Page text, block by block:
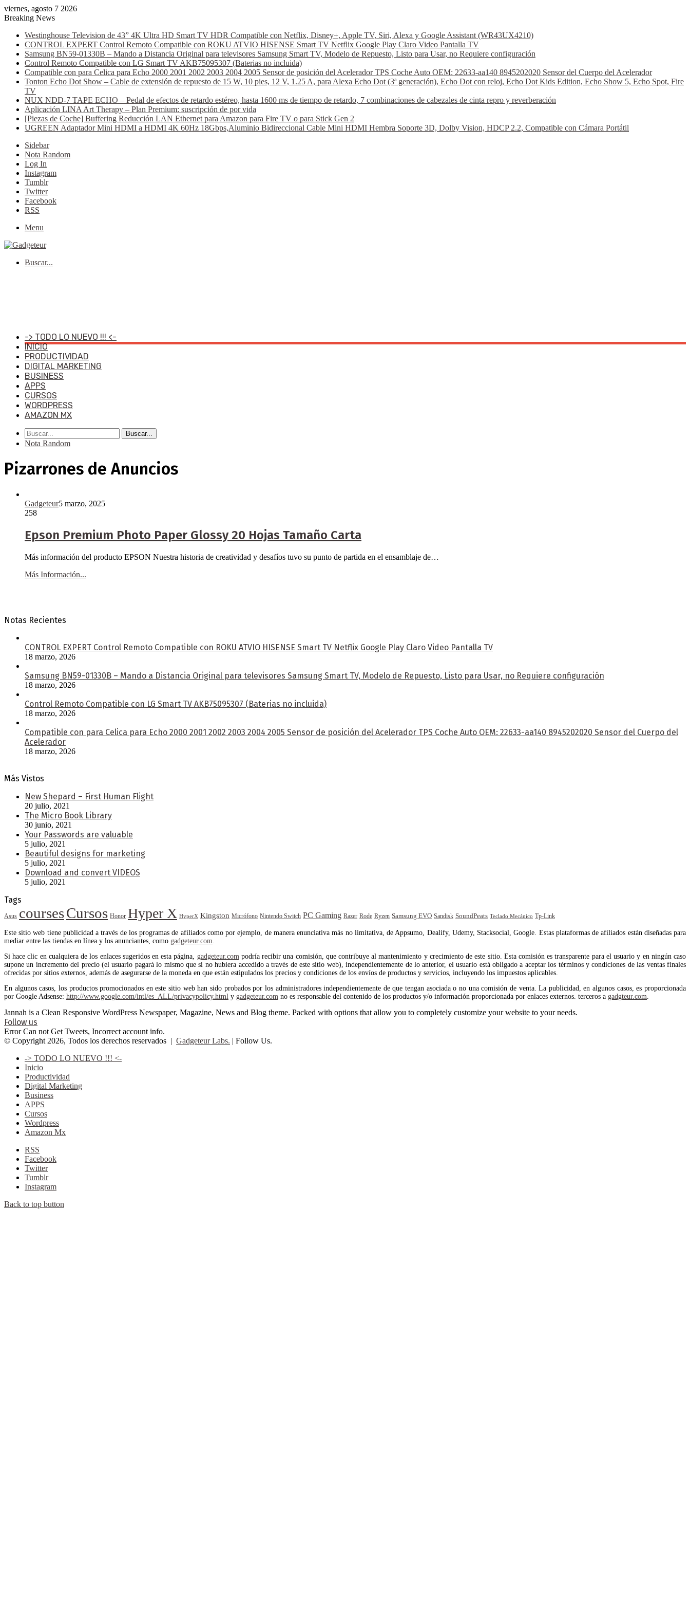
viernes, agosto 7 2026
Breaking News
Westinghouse Television de 43” 4K Ultra HD Smart TV HDR Compatible con Netflix, Disney+, Apple TV, Siri, Alexa y Google Assistant (WR43UX4210)
CONTROL EXPERT Control Remoto Compatible con ROKU ATVIO HISENSE Smart TV Netflix Google Play Claro Video Pantalla TV
Samsung BN59-01330B – Mando a Distancia Original para televisores Samsung Smart TV, Modelo de Repuesto, Listo para Usar, no Requiere configuración
Control Remoto Compatible con LG Smart TV AKB75095307 (Baterias no incluida)
Compatible con para Celica para Echo 2000 2001 2002 2003 2004 2005 Sensor de posición del Acelerador TPS Coche Auto OEM: 22633-aa140 8945202020 Sensor del Cuerpo del Acelerador
Tonton Echo Dot Show – Cable de extensión de repuesto de 15 W, 10 pies, 12 V, 1.25 A, para Alexa Echo Dot (3ª generación), Echo Dot con reloj, Echo Dot Kids Edition, Echo Show 5, Echo Spot, Fire
TV
NUX NDD-7 TAPE ECHO – Pedal de efectos de retardo estéreo, hasta 1600 ms de tiempo de retardo, 7 combinaciones de cabezales de cinta repro y reverberación
Aplicación LINA Art Therapy – Plan Premium: suscripción de por vida
[Piezas de Coche] Buffering Reducción LAN Ethernet para Amazon para Fire TV o para Stick Gen 2
UGREEN Adaptador Mini HDMI a HDMI 4K 60Hz 18Gbps,Aluminio Bidireccional Cable Mini HDMI Hembra Soporte 3D, Dolby Vision, HDCP 2.2, Compatible con Cámara Portátil
Sidebar
Nota Random
Log In
Instagram
Tumblr
Twitter
Facebook
RSS
Menu
Buscar...
-> TODO LO NUEVO !!! <-
INICIO
PRODUCTIVIDAD
DIGITAL MARKETING
BUSINESS
APPS
CURSOS
WORDPRESS
AMAZON MX
Buscar...
Nota Random
Pizarrones de Anuncios
Gadgeteur5 marzo, 2025
258
Epson Premium Photo Paper Glossy 20 Hojas Tamaño Carta
Más información del producto EPSON Nuestra historia de creatividad y desafíos tuvo su punto de partida en el ensamblaje de…
Más Información...
Notas Recientes
CONTROL EXPERT Control Remoto Compatible con ROKU ATVIO HISENSE Smart TV Netflix Google Play Claro Video Pantalla TV
18 marzo, 2026
Samsung BN59-01330B – Mando a Distancia Original para televisores Samsung Smart TV, Modelo de Repuesto, Listo para Usar, no Requiere configuración
18 marzo, 2026
Control Remoto Compatible con LG Smart TV AKB75095307 (Baterias no incluida)
18 marzo, 2026
Compatible con para Celica para Echo 2000 2001 2002 2003 2004 2005 Sensor de posición del Acelerador TPS Coche Auto OEM: 22633-aa140 8945202020 Sensor del Cuerpo del
Acelerador
18 marzo, 2026
Más Vistos
New Shepard – First Human Flight
20 julio, 2021
The Micro Book Library
30 junio, 2021
Your Passwords are valuable
5 julio, 2021
Beautiful designs for marketing
5 julio, 2021
Download and convert VIDEOS
5 julio, 2021
Tags
Asus coursesCursos Honor Hyper X HyperX Kingston Micrófono Nintendo Switch PC Gaming Razer Rode Ryzen Samsung EVO Sandisk SoundPeats Teclado Mecánico Tp-Link
Este sitio web tiene publicidad a través de los programas de afiliados como por ejemplo, de manera enunciativa más no limitativa, de Appsumo, Dealify, Udemy, Stacksocial, Google. Estas plataformas de afiliados están diseñadas para
mediar entre las tiendas en línea y los anunciantes, como gadgeteur.com
Si hace clic en cualquiera de los enlaces sugeridos en esta página, gadgeteur.com podría recibir una comisión, que contribuye al mantenimiento y crecimiento de este sitio. Esta comisión es transparente para el usuario y en ningún caso
supone un incremento del precio (el usuario pagará lo mismo que si no hubiera accedido a través de este sitio web), independientemente de lo anterior, el usuario está obligado a aceptar los términos y condiciones de las ventas finales
ofrecidas por sitios externos, además de asegurarse de la moneda en que están estipulados los precios y condiciones de los envíos de productos y servicios, incluyendo los impuestos aplicables.
En algunos casos, los productos promocionados en este sitio web han sido probados por los administradores independientemente de que tengan asociada o no una comisión de venta. La publicidad, en algunos casos, es proporcionada
por Google Adsense: http://www.google.com/intl/es_ALL/privacypolicy.html y gadgeteur.com no es responsable del contenido de los productos y/o información proporcionada por enlaces externos. terceros a gadgteur.com
Jannah is a Clean Responsive WordPress Newspaper, Magazine, News and Blog theme. Packed with options that allow you to completely customize your website to your needs.
Follow us
Error Can not Get Tweets, Incorrect account info.
© Copyright 2026, Todos los derechos reservados | Gadgeteur Labs. | Follow Us.
-> TODO LO NUEVO !!! <-
Inicio
Productividad
Digital Marketing
Business
APPS
Cursos
Wordpress
Amazon Mx
RSS
Facebook
Twitter
Tumblr
Instagram
Back to top button